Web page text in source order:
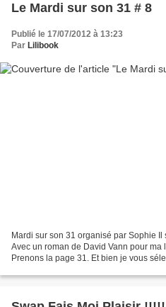
Le Mardi sur son 31 # 8
Publié le 17/07/2012 à 13:23
Par Lilibook
Mardi sur son 31 organisé par Sophie Il
Avec un roman de David Vann pour ma
Prenons la page 31. Et bien je vous